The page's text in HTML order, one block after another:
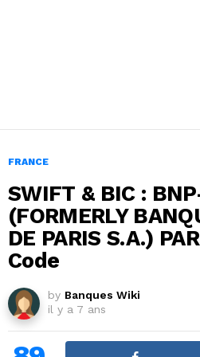
FRANCE
SWIFT & BIC :
(FORMERLY
DE PARIS S.A.)
Code
by Banques Wiki
il y a 7 ans